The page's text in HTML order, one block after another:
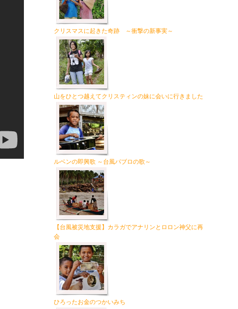
クリスマスに起きた奇跡 ～衝撃の新事実～
山をひとつ越えてクリスティンの妹に会いに行きました
ルベンの即興歌 ～台風パブロの歌～
【台風被災地支援】カラガでアナリンとロロン神父に再
会
ひろったお金のつかいみち